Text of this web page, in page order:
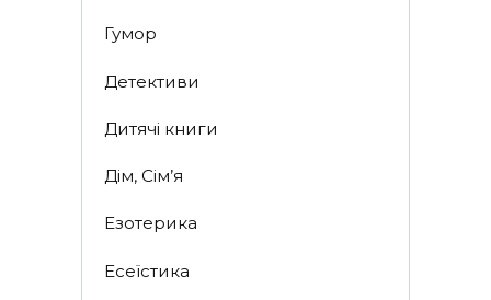
Гумор
Детективи
Дитячі книги
Дім, Сім’я
Езотерика
Есеїстика